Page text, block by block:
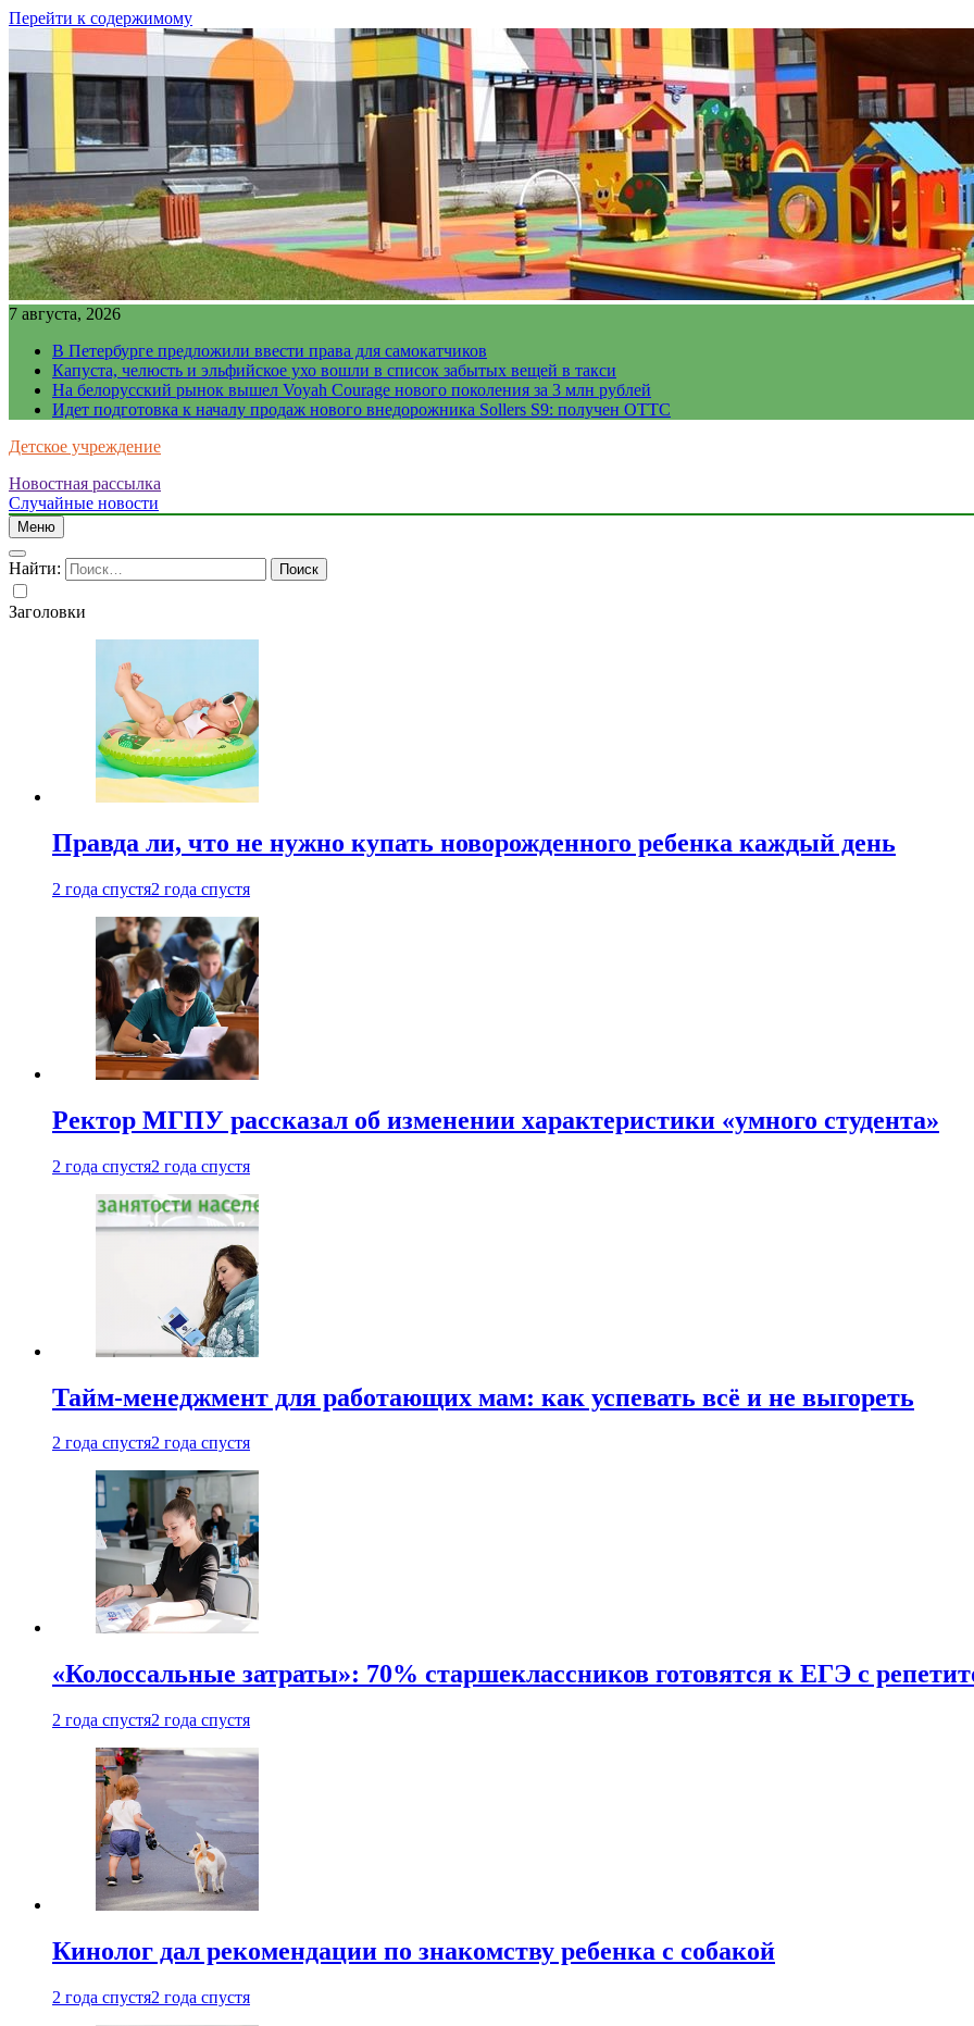
Перейти к содержимому
7 августа, 2026
В Петербурге предложили ввести права для самокатчиков
Капуста, челюсть и эльфийское ухо вошли в список забытых вещей в такси
На белорусский рынок вышел Voyah Courage нового поколения за 3 млн рублей
Идет подготовка к началу продаж нового внедорожника Sollers S9: получен ОТТС
Детское учреждение
Новостная рассылка
Случайные новости
Меню
Найти:
Заголовки
Правда ли, что не нужно купать новорожденного ребенка каждый день
2 года спустя2 года спустя
Ректор МГПУ рассказал об изменении характеристики «умного студента»
2 года спустя2 года спустя
Тайм-менеджмент для работающих мам: как успевать всё и не выгореть
2 года спустя2 года спустя
«Колоссальные затраты»: 70% старшеклассников готовятся к ЕГЭ с
2 года спустя2 года спустя
Кинолог дал рекомендации по знакомству ребенка с собакой
2 года спустя2 года спустя